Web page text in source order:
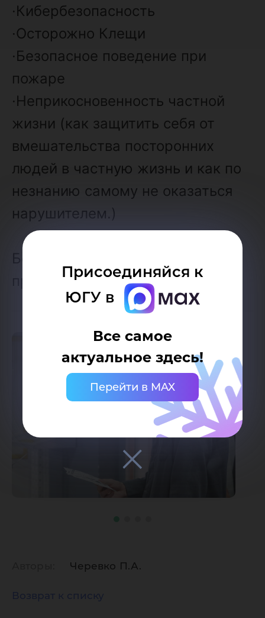
Присоединяйся к
ЮГУ в
Все самое
актуальное здесь!
Перейти в MAX
·Кибербезопасность
·Осторожно Клещи
·Безопасное поведение при
пожаре
·Неприкосновенность частной
жизни (как защитить себя от
вмешательства посторонних
людей в частную жизнь и как по
незнанию самому не оказаться
нарушителем.)
Берегите себя и не бойтесь
просить о помощи!
Черевко П.А.
Возврат к списку